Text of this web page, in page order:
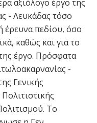
αξιόλογο έργο της
- Λευκάδας τόσο
έρευνα πεδίου, όσο
καθώς και για το
έργο. Πρόσφατα
-
Γενικής
Το